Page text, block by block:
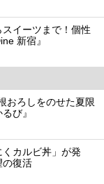
イーツまで！個性
新宿』
おろしをのせた夏限
び』
くカルビ丼」が発
の復活